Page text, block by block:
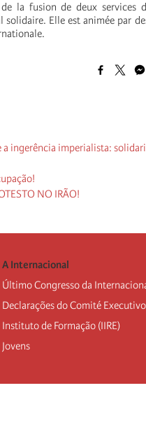
la fusion de deux services
Elle est animée par
ingerência imperialista:
NO IRÃO!
A Internacional
Último Congresso da
Declarações do Comité Executivo
Instituto de Formação (IIRE)
Jovens